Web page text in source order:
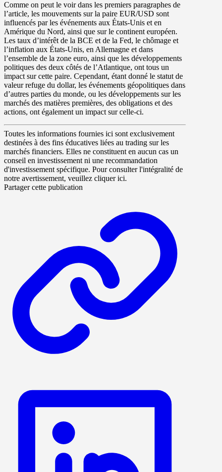
Comme on peut le voir dans les premiers paragraphes de
l’article, les mouvements sur la paire EUR/USD sont
influencés par les événements aux États-Unis et en
Amérique du Nord, ainsi que sur le continent européen.
Les taux d’intérêt de la BCE et de la Fed, le chômage et
l’inflation aux États-Unis, en Allemagne et dans
l’ensemble de la zone euro, ainsi que les développements
politiques des deux côtés de l’Atlantique, ont tous un
impact sur cette paire. Cependant, étant donné le statut de
valeur refuge du dollar, les événements géopolitiques dans
d’autres parties du monde, ou les développements sur les
marchés des matières premières, des obligations et des
actions, ont également un impact sur celle-ci.
Toutes les informations fournies ici sont exclusivement
destinées à des fins éducatives liées au trading sur les
marchés financiers. Elles ne constituent en aucun cas un
conseil en investissement ni une recommandation
d'investissement spécifique. Pour consulter l'intégralité de
notre avertissement, veuillez cliquer ici.
Partager cette publication